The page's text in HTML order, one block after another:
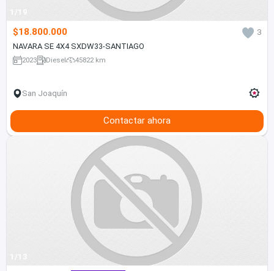
1/19
$18.800.000
3
NAVARA SE 4X4 SXDW33-SANTIAGO
2023 Diesel 45822 km
San Joaquín
Contactar ahora
1/13